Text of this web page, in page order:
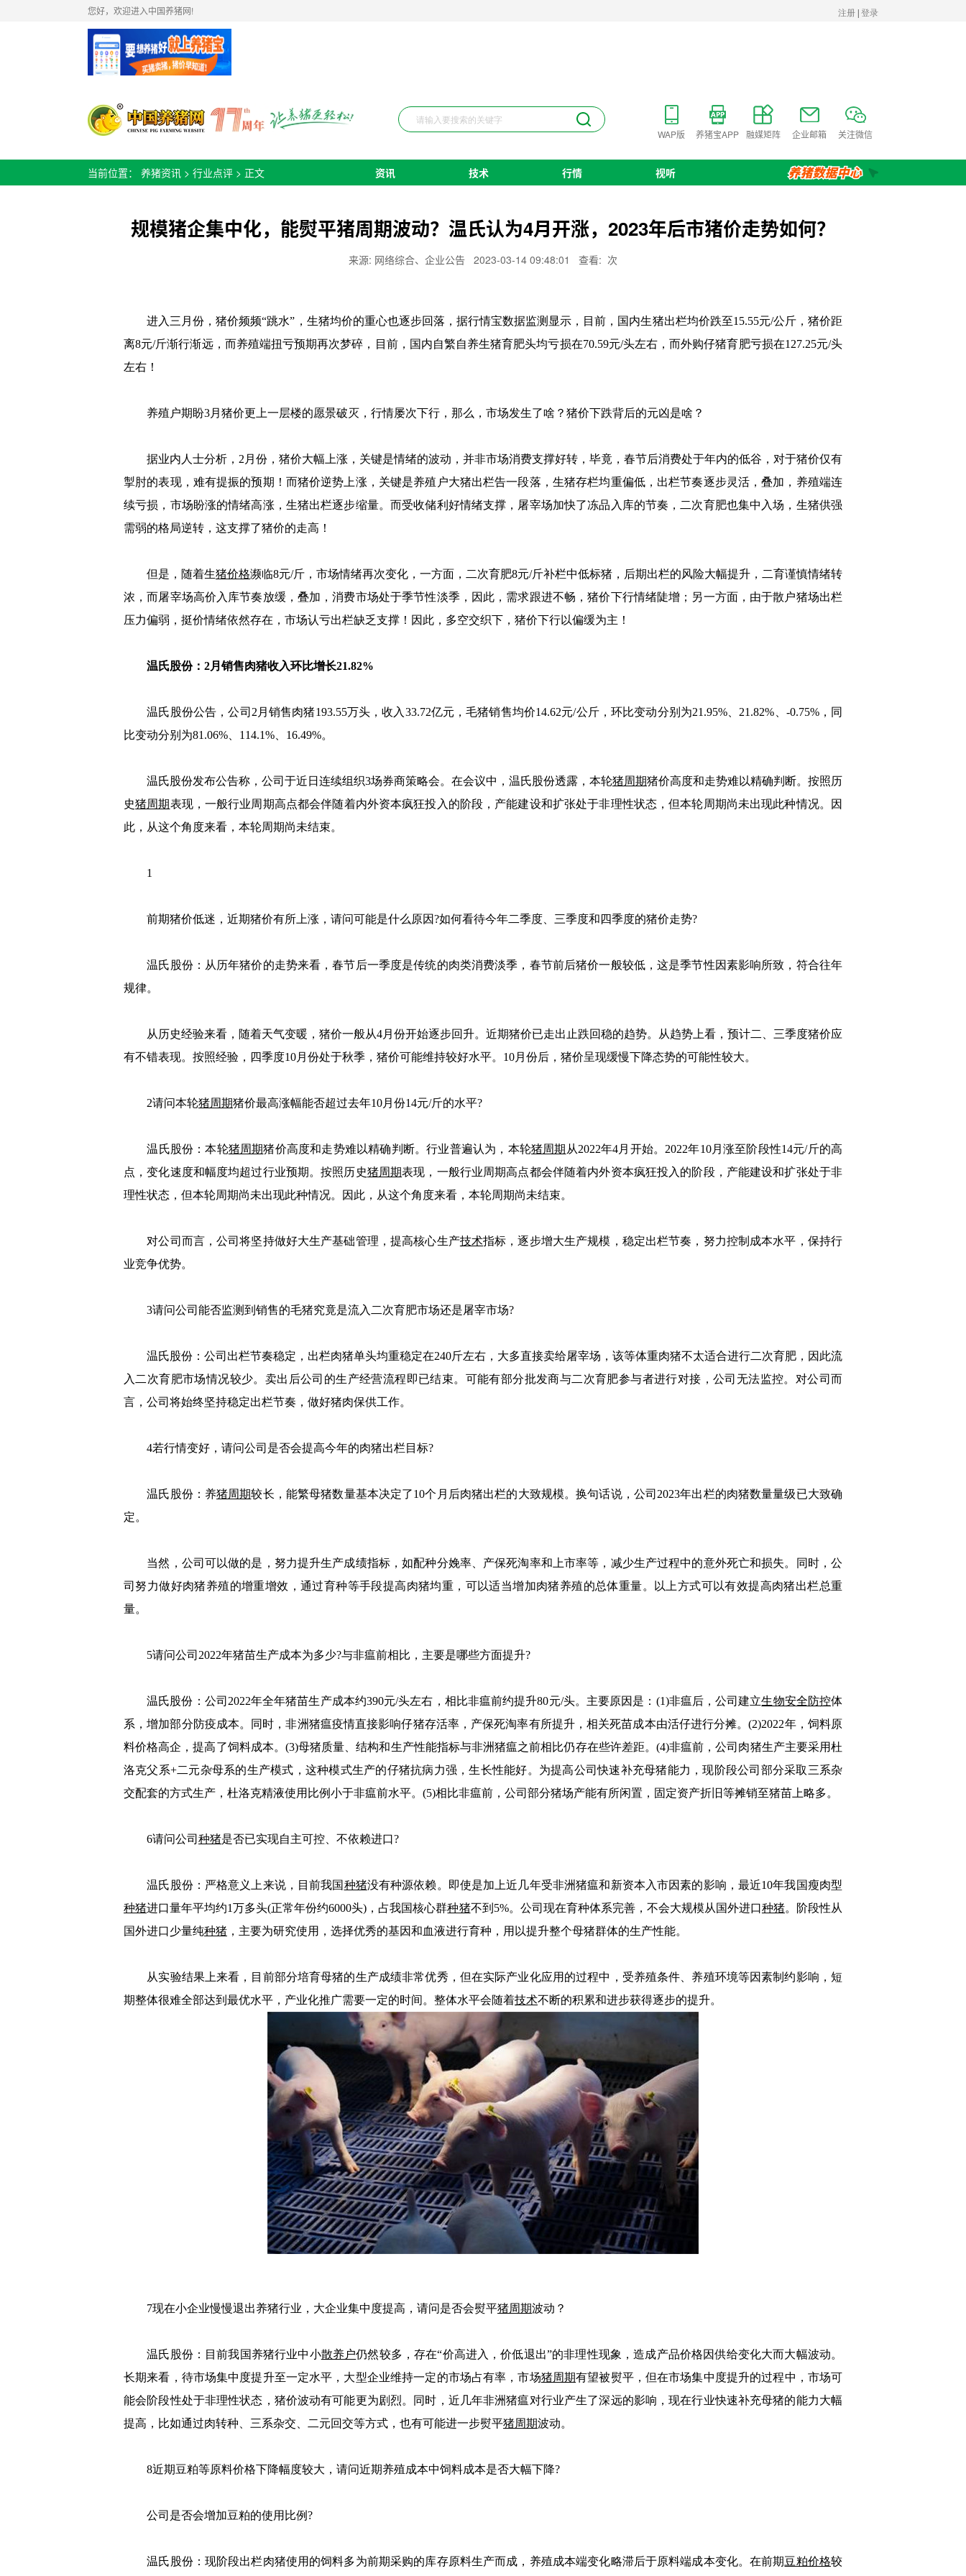
您好，欢迎进入中国养猪网!
WAP版 养猪宝APP 融媒矩阵 企业邮箱 关注微信
当前位置： 养猪资讯 > 行业点评 > 正文 资讯 技术 行情 视听
规模猪企集中化，能熨平猪周期波动？温氏认为4月开涨，2023年后市猪价走势如何？
来源: 网络综合、企业公告 2023-03-14 09:48:01 查看: 次
进入三月份，猪价频频“跳水”，生猪均价的重心也逐步回落，据行情宝数据监测显示，目前，国内生猪出栏均价跌至15.55元/公斤，猪价距
离8元/斤渐行渐远，而养殖端扭亏预期再次梦碎，目前，国内自繁自养生猪育肥头均亏损在70.59元/头左右，而外购仔猪育肥亏损在127.25元/头
左右！
养殖户期盼3月猪价更上一层楼的愿景破灭，行情屡次下行，那么，市场发生了啥？猪价下跌背后的元凶是啥？
据业内人士分析，2月份，猪价大幅上涨，关键是情绪的波动，并非市场消费支撑好转，毕竟，春节后消费处于年内的低谷，对于猪价仅有
掣肘的表现，难有提振的预期！而猪价逆势上涨，关键是养殖户大猪出栏告一段落，生猪存栏均重偏低，出栏节奏逐步灵活，叠加，养殖端连
续亏损，市场盼涨的情绪高涨，生猪出栏逐步缩量。而受收储利好情绪支撑，屠宰场加快了冻品入库的节奏，二次育肥也集中入场，生猪供强
需弱的格局逆转，这支撑了猪价的走高！
但是，随着生猪价格濒临8元/斤，市场情绪再次变化，一方面，二次育肥8元/斤补栏中低标猪，后期出栏的风险大幅提升，二育谨慎情绪转
浓，而屠宰场高价入库节奏放缓，叠加，消费市场处于季节性淡季，因此，需求跟进不畅，猪价下行情绪陡增；另一方面，由于散户猪场出栏
压力偏弱，挺价情绪依然存在，市场认亏出栏缺乏支撑！因此，多空交织下，猪价下行以偏缓为主！
温氏股份：2月销售肉猪收入环比增长21.82%
温氏股份公告，公司2月销售肉猪193.55万头，收入33.72亿元，毛猪销售均价14.62元/公斤，环比变动分别为21.95%、21.82%、-0.75%，同
比变动分别为81.06%、114.1%、16.49%。
温氏股份发布公告称，公司于近日连续组织3场券商策略会。在会议中，温氏股份透露，本轮猪周期猪价高度和走势难以精确判断。按照历
史猪周期表现，一般行业周期高点都会伴随着内外资本疯狂投入的阶段，产能建设和扩张处于非理性状态，但本轮周期尚未出现此种情况。因
此，从这个角度来看，本轮周期尚未结束。
1
前期猪价低迷，近期猪价有所上涨，请问可能是什么原因?如何看待今年二季度、三季度和四季度的猪价走势?
温氏股份：从历年猪价的走势来看，春节后一季度是传统的肉类消费淡季，春节前后猪价一般较低，这是季节性因素影响所致，符合往年
规律。
从历史经验来看，随着天气变暖，猪价一般从4月份开始逐步回升。近期猪价已走出止跌回稳的趋势。从趋势上看，预计二、三季度猪价应
有不错表现。按照经验，四季度10月份处于秋季，猪价可能维持较好水平。10月份后，猪价呈现缓慢下降态势的可能性较大。
2请问本轮猪周期猪价最高涨幅能否超过去年10月份14元/斤的水平?
温氏股份：本轮猪周期猪价高度和走势难以精确判断。行业普遍认为，本轮猪周期 从2022年4月开始。2022年10月涨至阶段性14元/斤的高
点，变化速度和幅度均超过行业预期。按照历史猪周期表现，一般行业周期高点都会伴随着内外资本疯狂投入的阶段，产能建设和扩张处于非
理性状态，但本轮周期尚未出现此种情况。因此，从这个角度来看，本轮周期尚未结束。
对公司而言，公司将坚持做好大生产基础管理，提高核心生产技术指标，逐步增大生产规模，稳定出栏节奏，努力控制成本水平，保持行
业竞争优势。
3请问公司能否监测到销售的毛猪究竟是流入二次育肥市场还是屠宰市场?
温氏股份：公司出栏节奏稳定，出栏肉猪单头均重稳定在240斤左右，大多直接卖给屠宰场，该等体重肉猪不太适合进行二次育肥，因此流
入二次育肥市场情况较少。卖出后公司的生产经营流程即已结束。可能有部分批发商与二次育肥参与者进行对接，公司无法监控。对公司而
言，公司将始终坚持稳定出栏节奏，做好猪肉保供工作。
4若行情变好，请问公司是否会提高今年的肉猪出栏目标?
温氏股份：养猪周期较长，能繁母猪数量基本决定了10个月后肉猪出栏的大致规模。换句话说，公司2023年出栏的肉猪数量量级已大致确
定。
当然，公司可以做的是，努力提升生产成绩指标，如配种分娩率、产保死淘率和上市率等，减少生产过程中的意外死亡和损失。同时，公
司努力做好肉猪养殖的增重增效，通过育种等手段提高肉猪均重，可以适当增加肉猪养殖的总体重量。以上方式可以有效提高肉猪出栏总重
量。
5请问公司2022年猪苗生产成本为多少?与非瘟前相比，主要是哪些方面提升?
温氏股份：公司2022年全年猪苗生产成本约390元/头左右，相比非瘟前约提升80元/头。主要原因是：(1)非瘟后，公司建立生物安全防控体
系，增加部分防疫成本。同时，非洲猪瘟疫情直接影响仔猪存活率，产保死淘率有所提升，相关死苗成本由活仔进行分摊。(2)2022年，饲料原
料价格高企，提高了饲料成本。(3)母猪质量、结构和生产性能指标与非洲猪瘟之前相比仍存在些许差距。(4)非瘟前，公司肉猪生产主要采用杜
洛克父系+二元杂母系的生产模式，这种模式生产的仔猪抗病力强，生长性能好。为提高公司快速补充母猪能力，现阶段公司部分采取三系杂
交配套的方式生产，杜洛克精液使用比例小于非瘟前水平。(5)相比非瘟前，公司部分猪场产能有所闲置，固定资产折旧等摊销至猪苗上略多。
6请问公司 种猪是否已实现自主可控、不依赖进口?
温氏股份：严格意义上来说，目前我国种猪没有种源依赖。即使是加上近几年受非洲猪瘟和新资本入市因素的影响，最近10年我国瘦肉型
种猪进口量年平均约1万多头(正常年份约6000头)，占我国核心群种猪不到5%。公司现在育种体系完善，不会大规模从国外进口种猪。阶段性从
国外进口少量纯种猪 ，主要为研究使用，选择优秀的基因和血液进行育种，用以提升整个母猪群体的生产性能。
从实验结果上来看，目前部分培育母猪的生产成绩非常优秀，但在实际产业化应用的过程中，受养殖条件、养殖环境等因素制约影响，短
期整体很难全部达到最优水平，产业化推广需要一定的时间。整体水平会随着技术不断的积累和进步获得逐步的提升。
7现在小企业慢慢退出养猪行业，大企业集中度提高，请问是否会熨平猪周期波动？
温氏股份：目前我国养猪行业中小散养户仍然较多，存在“价高进入，价低退出”的非理性现象，造成产品价格因供给变化大而大幅波动。
长期来看，待市场集中度提升至一定水平，大型企业维持一定的市场占有率，市场猪周期有望被熨平，但在市场集中度提升的过程中，市场可
能会阶段性处于非理性状态，猪价波动有可能更为剧烈。同时，近几年非洲猪瘟对行业产生了深远的影响，现在行业快速补充母猪的能力大幅
提高，比如通过肉转种、三系杂交、二元回交等方式，也有可能进一步熨平猪周期波动。
8近期豆粕等原料价格下降幅度较大，请问近期养殖成本中饲料成本是否大幅下降?
公司是否会增加豆粕的使用比例?
温氏股份：现阶段出栏肉猪使用的饲料多为前期采购的库存原料生产而成，养殖成本端变化略滞后于原料端成本变化。在前期豆粕价格较